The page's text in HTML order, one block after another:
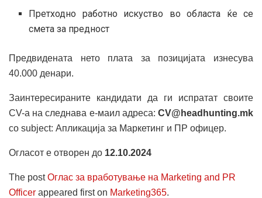
Претходно работно искуство во областа ќе се
смета за предност
Предвидената нето плата за позицијата изнесува
40.000 денари.
Заинтересираните кандидати да ги испратат своите
CV-а на следнава е-маил адреса: CV@headhunting.mk
со subject: Апликација за Маркетинг и ПР офицер.
Огласот е отворен до 12.10.2024
The postОглас за вработување на Marketing and PR
Officer appeared first on Marketing365.